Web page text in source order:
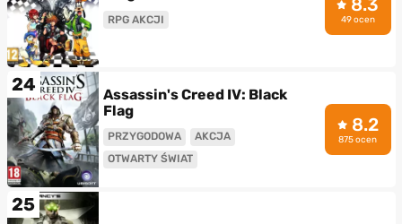
RPG AKCJI
8.3
49 ocen
24
Assassin's Creed IV: Black
Flag
PRZYGODOWA
AKCJA
OTWARTY ŚWIAT
8.2
875 ocen
25